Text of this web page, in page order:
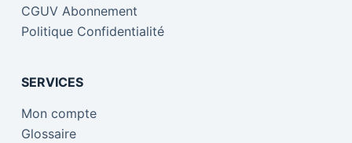
CGUV Abonnement
Politique Confidentialité
SERVICES
Mon compte
Glossaire